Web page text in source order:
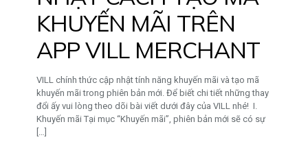
KHUYẾN MÃI TRÊN
APP VILL MERCHANT
VILL chính thức cập nhật tính năng khuyến mãi và tạo mã
khuyến mãi trong phiên bản mới. Để biết chi tiết những thay
đổi ấy vui lòng theo dõi bài viết dưới đây của VILL nhé! I.
Khuyến mãi Tại mục “Khuyến mãi”, phiên bản mới sẽ có sự